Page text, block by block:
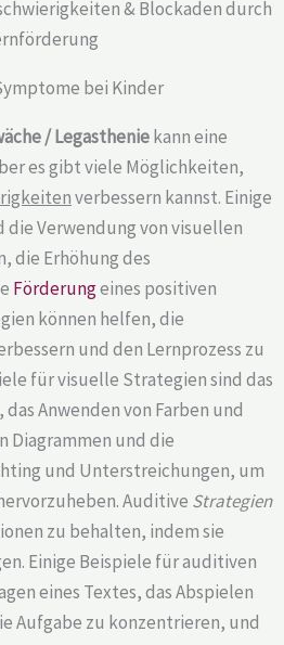
bei Kinder
/ Legastheniekann eine
es gibt viele Möglichkeiten,
verbessern kannst. Einige
Verwendung von visuellen
die Erhöhung des
Förderungeines positiven
können helfen, die
und den Lernprozess zu
für visuelle Strategien sind das
Anwenden von Farben und
Diagrammen und die
und Unterstreichungen, um
Auditive Strategien
zu behalten, indem sie
Einige Beispiele für auditiven
eines Textes, das Abspielen
Aufgabe zu konzentrieren, und